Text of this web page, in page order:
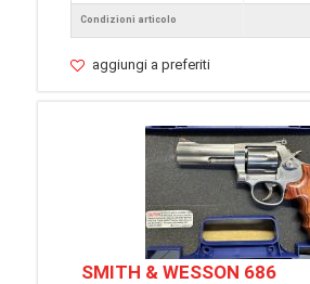
Condizioni articolo
aggiungi a preferiti
SMITH & WESSON 686